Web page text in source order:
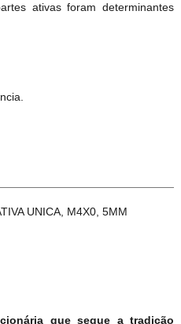
ativas foram determinantes
UNICA, M4X0, 5MM
que segue a tradição